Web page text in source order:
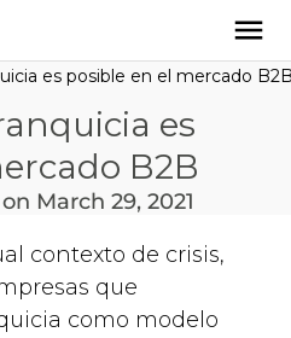
es posible en el mercado
es
B2B
March 29, 2021
contexto de crisis,
que
como modelo